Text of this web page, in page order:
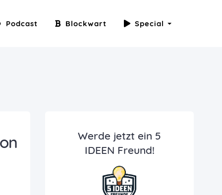
Podcast Blockwart Special
Werde jetzt ein 5
IDEEN Freund!